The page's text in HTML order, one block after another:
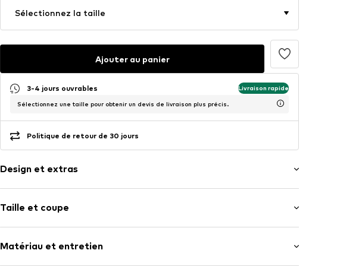
Sélectionnez la taille
Ajouter au panier
3-4 jours ouvrables Livraison rapide
Sélectionnez une taille pour obtenir un devis de livraison plus précis.
Politique de retour de 30 jours
Design et extras
Jersey
Col polo
Bord côtelé
Taille et coupe
Coupe : Coupe normale
Matériau et entretien